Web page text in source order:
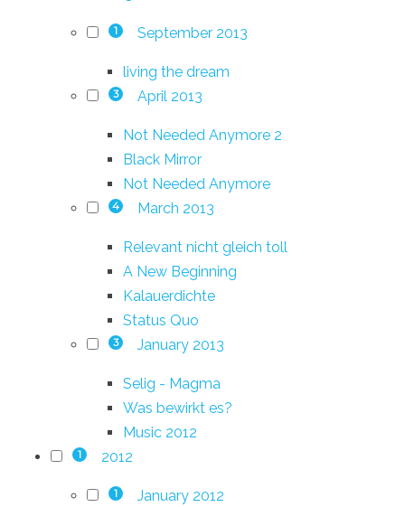
1 September 2013
living the dream
3 April 2013
Not Needed Anymore 2
Black Mirror
Not Needed Anymore
4 March 2013
Relevant nicht gleich toll
A New Beginning
Kalauerdichte
Status Quo
3 January 2013
Selig - Magma
Was bewirkt es?
Music 2012
1 2012
1 January 2012